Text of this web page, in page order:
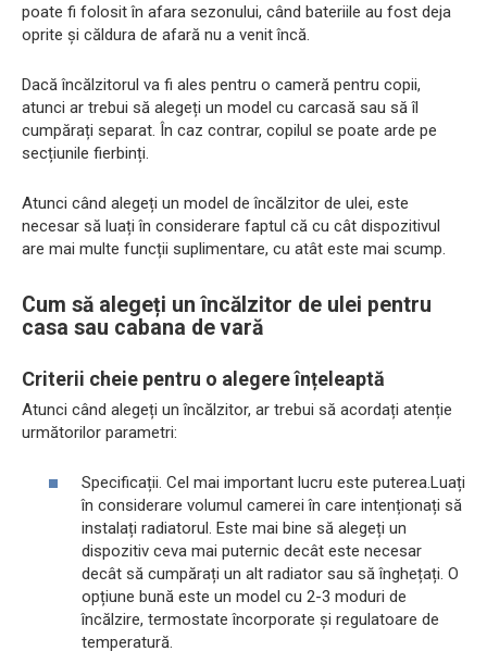
poate fi folosit în afara sezonului, când bateriile au fost deja
oprite și căldura de afară nu a venit încă.
Dacă încălzitorul va fi ales pentru o cameră pentru copii,
atunci ar trebui să alegeți un model cu carcasă sau să îl
cumpărați separat. În caz contrar, copilul se poate arde pe
secțiunile fierbinți.
Atunci când alegeți un model de încălzitor de ulei, este
necesar să luați în considerare faptul că cu cât dispozitivul
are mai multe funcții suplimentare, cu atât este mai scump.
Cum să alegeți un încălzitor de ulei pentru
casa sau cabana de vară
Criterii cheie pentru o alegere înțeleaptă
Atunci când alegeți un încălzitor, ar trebui să acordați atenție
următorilor parametri:
Specificații. Cel mai important lucru este puterea.Luați
în considerare volumul camerei în care intenționați să
instalați radiatorul. Este mai bine să alegeți un
dispozitiv ceva mai puternic decât este necesar
decât să cumpărați un alt radiator sau să înghețați. O
opțiune bună este un model cu 2-3 moduri de
încălzire, termostate încorporate și regulatoare de
temperatură.